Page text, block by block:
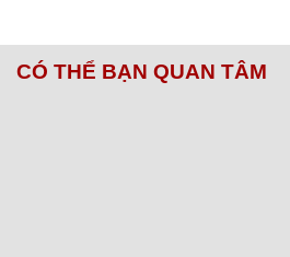
CÓ THỂ BẠN QUAN TÂM